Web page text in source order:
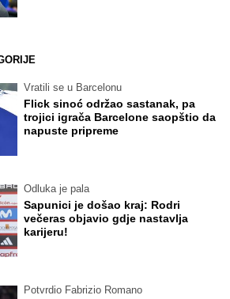
Vratili se u Barcelonu
Flick sinoć održao sastanak, pa
trojici igrača Barcelone saopštio da
napuste pripreme
Odluka je pala
Sapunici je došao kraj: Rodri
večeras objavio gdje nastavlja
karijeru!
Potvrdio Fabrizio Romano